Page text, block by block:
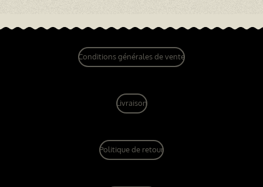
Conditions générales de vente
Livraison
Politique de retour